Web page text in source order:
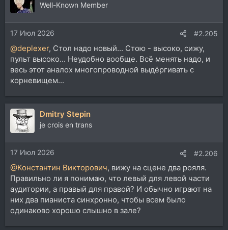
Well-Known Member
17 Июл 2026 #2.205
@deplexer, Стол надо новый... Стою - высоко, сижу,
пульт высоко... Неудобно вообще. Всё менять надо, и
весь этот аналох многопроводной выдёргивать с
корневищем...
Dmitry Stepin
je crois en trans
17 Июл 2026 #2.206
@Константин Викторович, вижу на сцене два рояля.
Правильно ли я понимаю, что левый для левой части
аудитории, а правый для правой? И обычно играют на
них два пианиста синхронно, чтобы всем было
одинаково хорошо слышно в зале?